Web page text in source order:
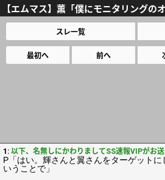
【エムマス】薫「僕にモニタリングの
スレ一覧
最初へ 前へ
1: 以下、名無しにかわりましてSS速報VIPがお
P「はい。輝さんと翼さんをターゲット
いうことで」